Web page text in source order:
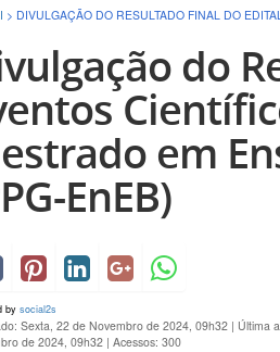
> DIVULGAÇÃO DO RESULTADO FINAL DO
do
em
EnEB)
by social2s
Sexta, 22 de Novembro de 2024, 09h32 | Última
de 2024, 09h32 | Acessos: 300